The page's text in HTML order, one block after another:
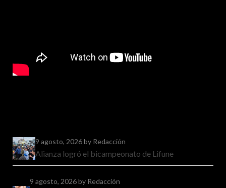
9 agosto, 2026by Redacción
Alianza logró el bicampeonato de Lifune
9 agosto, 2026by Redacción